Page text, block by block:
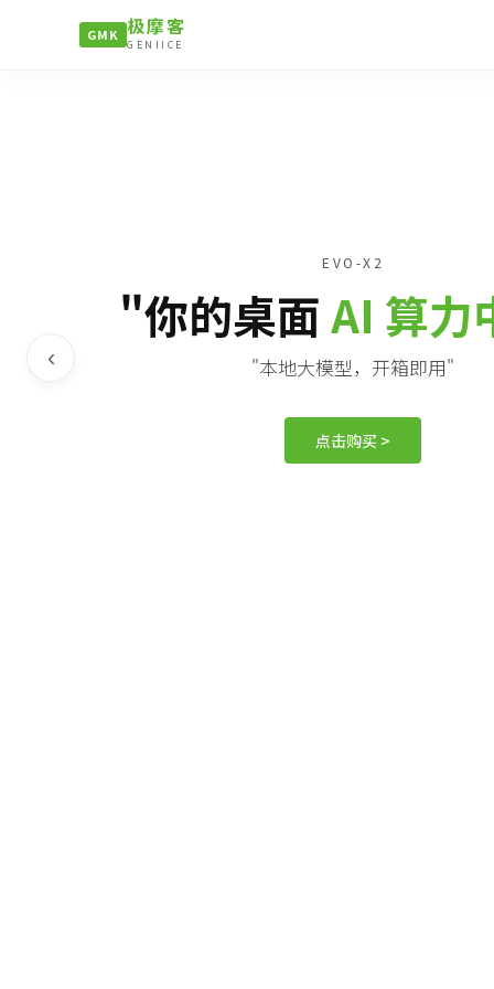
GMK 极摩客
GENIICE
EVO-X2
"你的桌面AI 算力
"本地大模型，开箱即用"
点击购买 >
‹